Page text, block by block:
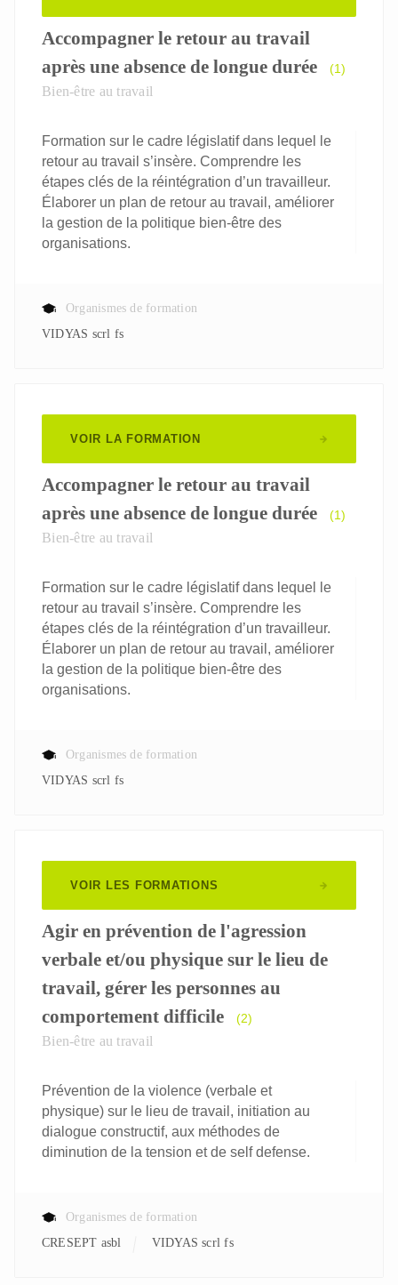
Accompagner le retour au travail
après une absence de longue durée
(1)
Bien-être au travail
Formation sur le cadre législatif dans lequel le
retour au travail s’insère. Comprendre les
étapes clés de la réintégration d’un travailleur.
Élaborer un plan de retour au travail, améliorer
la gestion de la politique bien-être des
organisations.
Organismes de formation
VIDYAS scrl fs
VOIR LA FORMATION
Accompagner le retour au travail
après une absence de longue durée
(1)
Bien-être au travail
Formation sur le cadre législatif dans lequel le
retour au travail s’insère. Comprendre les
étapes clés de la réintégration d’un travailleur.
Élaborer un plan de retour au travail, améliorer
la gestion de la politique bien-être des
organisations.
Organismes de formation
VIDYAS scrl fs
VOIR LES FORMATIONS
Agir en prévention de l'agression
verbale et/ou physique sur le lieu de
travail, gérer les personnes au
comportement difficile
(2)
Bien-être au travail
Prévention de la violence (verbale et
physique) sur le lieu de travail, initiation au
dialogue constructif, aux méthodes de
diminution de la tension et de self defense.
Organismes de formation
CRESEPT asbl
VIDYAS scrl fs